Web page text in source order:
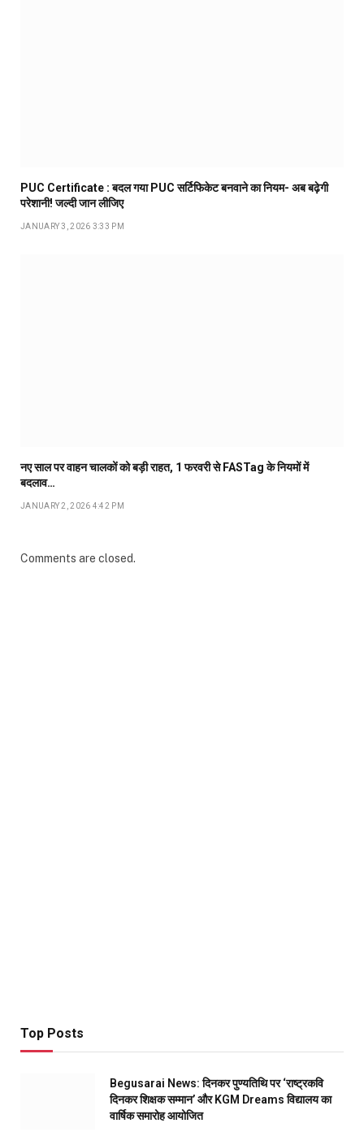
PUC Certificate : बदल गया PUC सर्टिफिकेट बनवाने का नियम- अब बढ़ेगी
परेशानी! जल्दी जान लीजिए
JANUARY 3, 2026 3:33 PM
नए साल पर वाहन चालकों को बड़ी राहत, 1 फरवरी से FASTag के नियमों में
बदलाव…
JANUARY 2, 2026 4:42 PM
Comments are closed.
Top Posts
Begusarai News: दिनकर पुण्यतिथि पर ‘राष्ट्रकवि
दिनकर शिक्षक सम्मान’ और KGM Dreams विद्यालय का
वार्षिक समारोह आयोजित